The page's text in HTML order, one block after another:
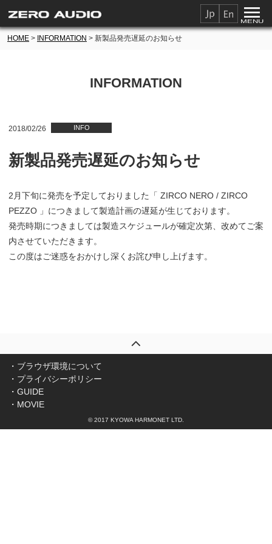
HOME > INFORMATION > 新製品発売遅延のお知らせ
INFORMATION
2018/02/26 INFO
新製品発売遅延のお知らせ
2月下旬に発売を予定しておりました「 ZIRCO NERO / ZIRCO
PEZZO 」につきまして製造計画の遅延が生じております。
発売時期につきましては製造スケジュールが確定次第、改めてご案
内させていただきます。
この度はご迷惑をおかけし深くお詫び申し上げます。
ブラウザ環境について
プライバシーポリシー
GUIDE
MOVIE
© 2017 KYOWA HARMONET LTD.